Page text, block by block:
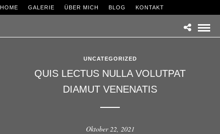
HOME GALERIE ÜBER MICH BLOG KONTAKT
UNCATEGORIZED
QUIS LECTUS NULLA VOLUTPAT
DIAMUT VENENATIS
Oktober 22, 2021